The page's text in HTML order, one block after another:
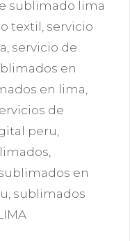
sublimado lima
textil , servicio
, servicio de
en
en lima,
de
peru,
,
en
, sublimados